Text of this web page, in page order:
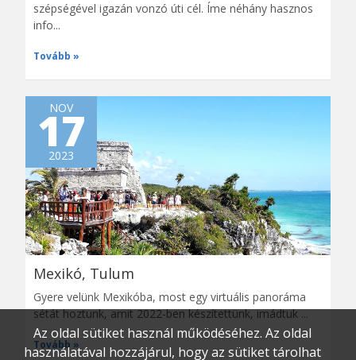
szépségével igazán vonzó úti cél. Íme néhány hasznos
info...
Tovább
NOV
17
2023
Mexikó, Tulum
Gyere velünk Mexikóba, most egy virtuális panoráma
sétát hoztunk, amit 2022-ben készítettünk, imádtuk ...
Tovább
Az oldal sütiket használ működéséhez. Az oldal
használatával hozzájárul, hogy az sütiket tárolhat